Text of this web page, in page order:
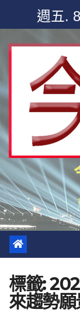
content
週五.
標籤:
來趨勢